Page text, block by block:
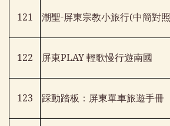
121 潮聖-屏東宗教小旅行(中簡對照
122 屏東PLAY輕歌慢行遊南國
123 踩動踏板：屏東單車旅遊手冊